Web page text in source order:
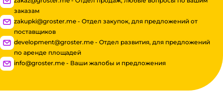
заказам
zakupki@groster.me - Отдел закупок, для предложений от
поставщиков
development@groster.me - Отдел развития, для предложений
по аренде площадей
info@groster.me - Ваши жалобы и предложения